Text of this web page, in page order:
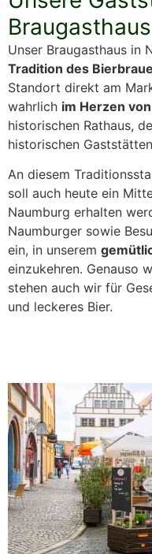
Braugasthaus
Unser Braugasthaus in
Tradition des
Standort direkt am
wahrlich im Herzen
historischen Rathaus,
historischen
An diesem
soll auch heute ein
Naumburg erhalten
Naumburger sowie
ein, in unserem
einzukehren. Genauso
stehen auch wir für
und leckeres Bier.